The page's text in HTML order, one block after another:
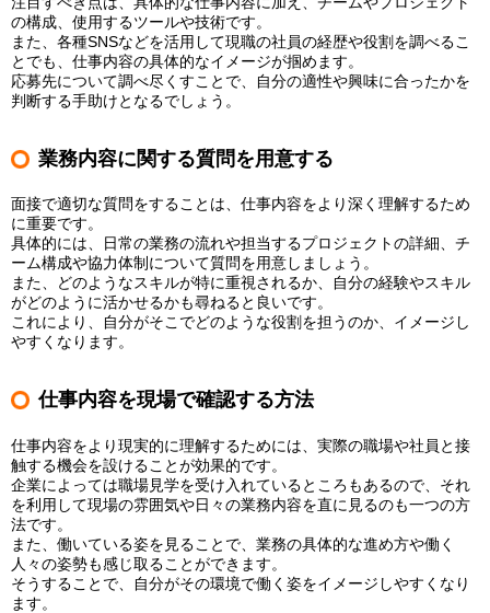
の構成、使用するツールや技術です。
また、各種SNSなどを活用して現職の社員の経歴や役割を調べるこ
とでも、仕事内容の具体的なイメージが掴めます。
応募先について調べ尽くすことで、自分の適性や興味に合ったかを
判断する手助けとなるでしょう。
業務内容に関する質問を用意する
面接で適切な質問をすることは、仕事内容をより深く理解するため
に重要です。
具体的には、日常の業務の流れや担当するプロジェクトの詳細、チ
ーム構成や協力体制について質問を用意しましょう。
また、どのようなスキルが特に重視されるか、自分の経験やスキル
がどのように活かせるかも尋ねると良いです。
これにより、自分がそこでどのような役割を担うのか、イメージし
やすくなります。
仕事内容を現場で確認する方法
仕事内容をより現実的に理解するためには、実際の職場や社員と接
触する機会を設けることが効果的です。
企業によっては職場見学を受け入れているところもあるので、それ
を利用して現場の雰囲気や日々の業務内容を直に見るのも一つの方
法です。
また、働いている姿を見ることで、業務の具体的な進め方や働く
人々の姿勢も感じ取ることができます。
そうすることで、自分がその環境で働く姿をイメージしやすくなり
ます。